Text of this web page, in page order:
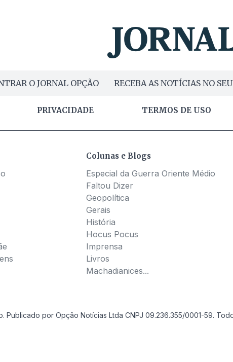
O JORNAL OPÇÃO RECEBA AS NOTÍCIAS NO
PRIVACIDADE TERMOS DE USO
Colunas e Blogs
Especial da Guerra Oriente Médio
Faltou Dizer
Geopolítica
Gerais
História
Hocus Pocus
Imprensa
Livros
Machadianices...
Publicado por Opção Notícias Ltda CNPJ 09.236.355/0001-59.